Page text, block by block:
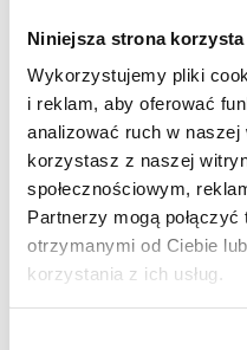
Niniejsza strona
Wykorzystujemy pliki
i reklam, aby oferować
analizować ruch w
korzystasz z naszej
społecznościowym,
Partnerzy mogą
otrzymanymi od Ciebie
korzystania z ich usług.
SZKOLENIE
AI - ARTIFICIAL
Operationalize